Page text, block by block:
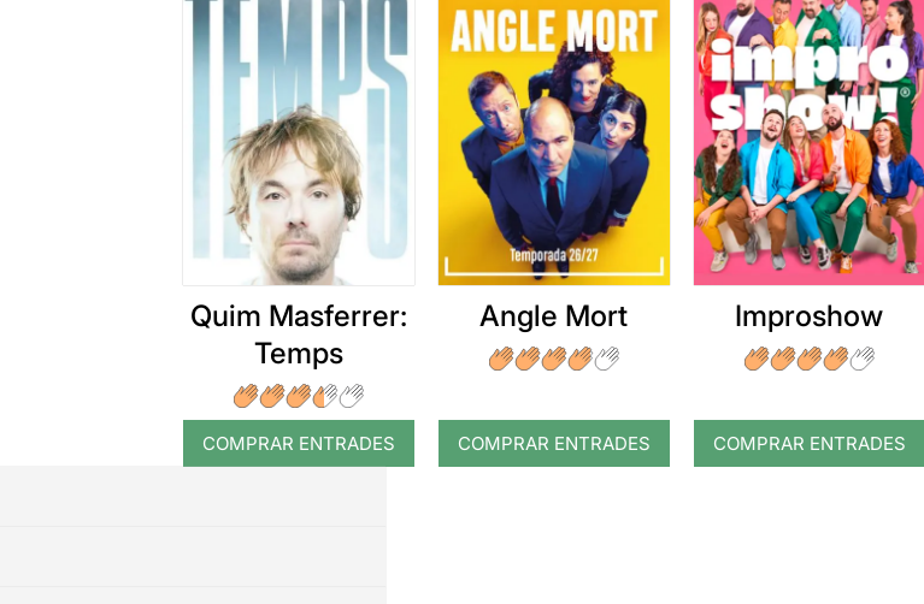
Quim Masferrer:
Temps
COMPRAR ENTRADES
Angle Mort
COMPRAR ENTRADES
Improshow
COMPRAR ENTRADES